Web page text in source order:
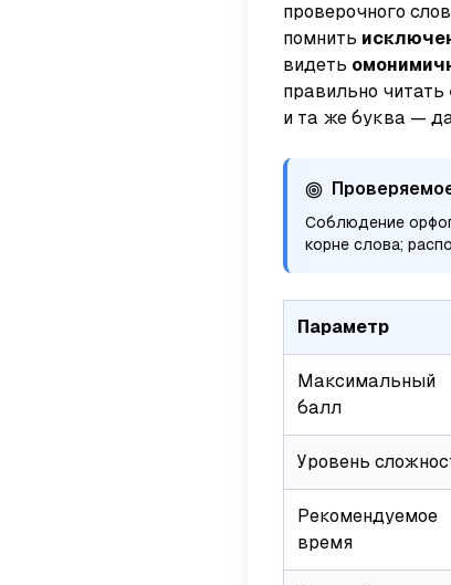
проверочного
помнить
видеть
правильно читать
и та же буква —
Соблюдение
корне слова;
Параметр
Максимальный
балл
Уровень
Рекомендуемое
время